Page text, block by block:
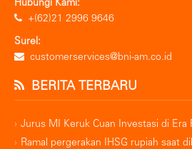
+(62)21 2996 9646
Surel:
customerservices@bni-am.co.id
BERITA TERBARU
Jurus MI Keruk Cuan Investasi di Era
Ramal pergerakan IHSG rupiah saat